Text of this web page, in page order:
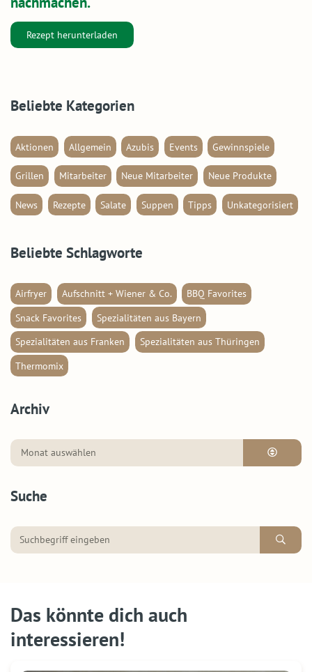
Rezept herunterladen
Beliebte Kategorien
Aktionen Allgemein Azubis Events Gewinnspiele
Grillen Mitarbeiter Neue Mitarbeiter Neue Produkte
News Rezepte Salate Suppen Tipps Unkategorisiert
Beliebte Schlagworte
Airfryer Aufschnitt + Wiener & Co.
BBQ Favorites
Snack Favorites
Spezialitäten aus Bayern
Spezialitäten aus Franken
Spezialitäten aus Thüringen
Thermomix
Archiv
Suche
Das könnte dich auch
interessieren!